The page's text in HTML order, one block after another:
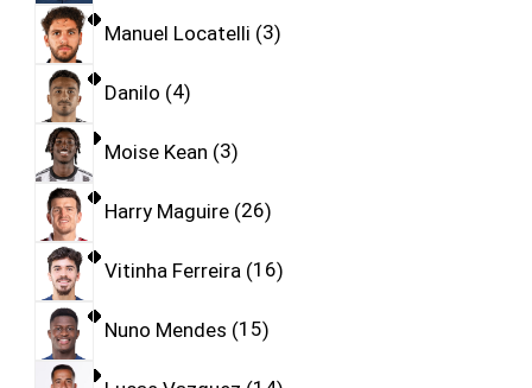
Manuel Locatelli 3
Danilo 4
Moise Kean 3
Harry Maguire 26
Vitinha Ferreira 16
Nuno Mendes 15